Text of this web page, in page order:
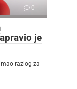
0
je
razlog za